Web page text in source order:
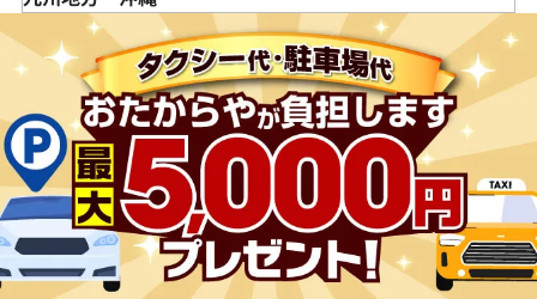
栃木県
群馬県
長野県
岐阜県
静岡県
愛知県
兵庫県
奈良県
和歌山県
広島県
山口県
愛媛県
佐賀県
長崎県
熊本県
大分県
宮崎県
鹿児島県